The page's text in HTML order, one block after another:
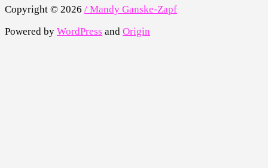
Copyright © 2026 / Mandy Ganske-Zapf
Powered by WordPress and Origin